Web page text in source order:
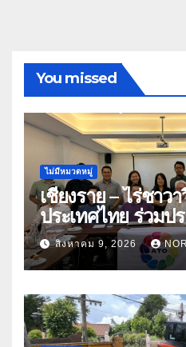
You missed
ไม่มีหมวดหมู่
เชียงราย – ไร่ชาว
ประเทศไทย ร่วม
อาเซียน ATO
หารืออนาคตอุตสา
ท่ามกลางความท้า
สิงหาคม 9, 2026